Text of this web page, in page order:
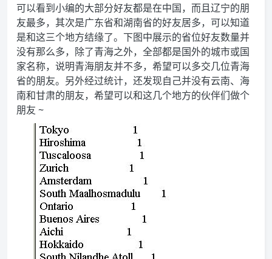
可以看到小编的大部分好友都是在中国，而且辽宁的朋
友最多，其次是广东省和湖南省的好友居多，可以知道
是和这三个地方结缘了。下图中展示的省位好友数量并
没有那么多，除了青海之外，全部都是国外的城市或国
家名称，说明青海朋友并不多，希望可以多交几位青海
省的朋友。另外经过统计，还发现自己并没有云南、海
南和甘肃的朋友，希望可以和这几个地方的伙伴们做个
朋友 ~